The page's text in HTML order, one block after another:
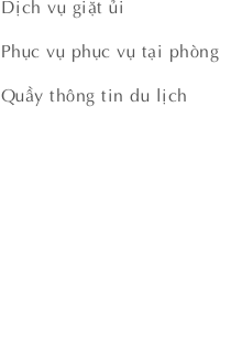
Phục vụ phục vụ tại phòng
Quầy thông tin du lịch